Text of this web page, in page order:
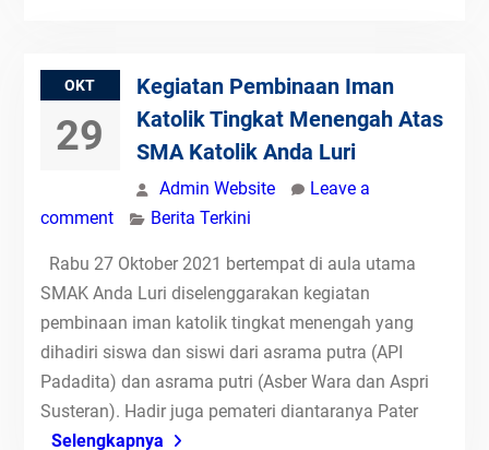
OKT
29
Kegiatan Pembinaan Iman
Katolik Tingkat Menengah Atas
SMA Katolik Anda Luri
Admin Website
Leave a
comment
Berita Terkini
Rabu 27 Oktober 2021 bertempat di aula utama
SMAK Anda Luri diselenggarakan kegiatan
pembinaan iman katolik tingkat menengah yang
dihadiri siswa dan siswi dari asrama putra (API
Padadita) dan asrama putri (Asber Wara dan Aspri
Susteran). Hadir juga pemateri diantaranya Pater
Selengkapnya